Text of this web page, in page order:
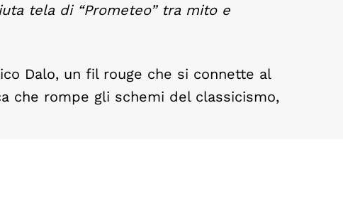
tela di “Prometeo” tra mito e
Dalo, un fil rouge che si connette al
che rompe gli schemi del classicismo,